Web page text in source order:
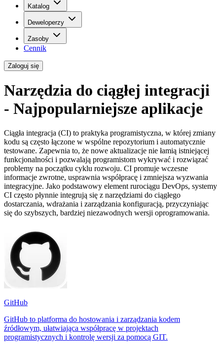
Katalog
Deweloperzy
Zasoby
Cennik
Zaloguj się
Narzędzia do ciągłej integracji
- Najpopularniejsze aplikacje
Ciągła integracja (CI) to praktyka programistyczna, w której zmiany
kodu są często łączone w wspólne repozytorium i automatycznie
testowane. Zapewnia to, że nowe aktualizacje nie łamią istniejącej
funkcjonalności i pozwalają programistom wykrywać i rozwiązać
problemy na początku cyklu rozwoju. CI promuje wczesne
informacje zwrotne, usprawnia współpracę i zmniejsza wyzwania
integracyjne. Jako podstawowy element rurociągu DevOps, systemy
CI często płynnie integrują się z narzędziami do ciągłego
dostarczania, wdrażania i zarządzania konfiguracją, przyczyniając
się do szybszych, bardziej niezawodnych wersji oprogramowania.
GitHub
GitHub to platforma do hostowania i zarządzania kodem
źródłowym, ułatwiająca współpracę w projektach
programistycznych i kontrolę wersji za pomocą GIT.